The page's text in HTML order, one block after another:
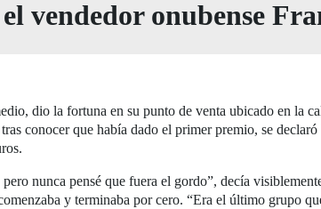
vendedor onubense
dio la fortuna en su punto de venta ubicado en la
conocer que había dado el primer premio, se
nunca pensé que fuera el gordo”, decía
y terminaba por cero. “Era el último grupo